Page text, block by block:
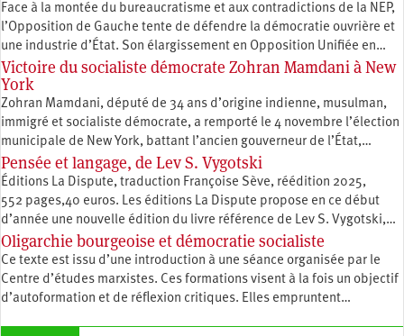
Face à la montée du bureaucratisme et aux contradictions de la NEP,
l’Opposition de Gauche tente de défendre la démocratie ouvrière et
une industrie d’État. Son élargissement en Opposition Unifiée en…
Victoire du socialiste démocrate Zohran Mamdani à New
York
Zohran Mamdani, député de 34 ans d’origine indienne, musulman,
immigré et socialiste démocrate, a remporté le 4 novembre l’élection
municipale de New York, battant l’ancien gouverneur de l’État,…
Pensée et langage, de Lev S. Vygotski
Éditions La Dispute, traduction Françoise Sève, réédition 2025,
552 pages,40 euros. Les éditions La Dispute propose en ce début
d’année une nouvelle édition du livre référence de Lev S. Vygotski,…
Oligarchie bourgeoise et démocratie socialiste
Ce texte est issu d’une introduction à une séance organisée par le
Centre d’études marxistes. Ces formations visent à la fois un objectif
d’autoformation et de réflexion critiques. Elles empruntent…